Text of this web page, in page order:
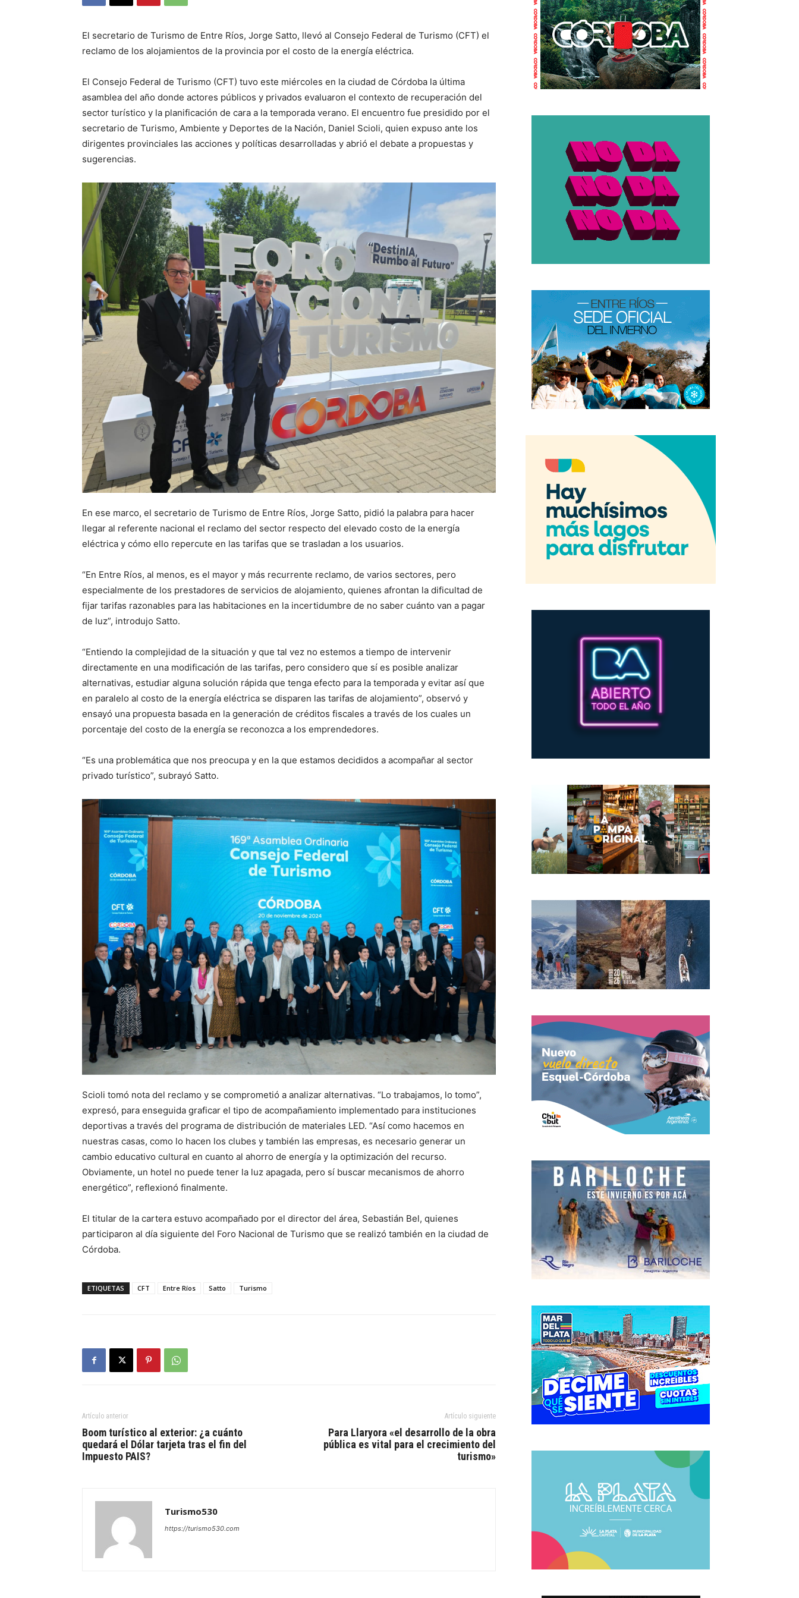
El secretario de Turismo de Entre Ríos, Jorge Satto, llevó al Consejo Federal de Turismo (CFT) el
reclamo de los alojamientos de la provincia por el costo de la energía eléctrica.
El Consejo Federal de Turismo (CFT) tuvo este miércoles en la ciudad de Córdoba la última
asamblea del año donde actores públicos y privados evaluaron el contexto de recuperación del
sector turístico y la planificación de cara a la temporada verano. El encuentro fue presidido por el
secretario de Turismo, Ambiente y Deportes de la Nación, Daniel Scioli, quien expuso ante los
dirigentes provinciales las acciones y políticas desarrolladas y abrió el debate a propuestas y
sugerencias.
En ese marco, el secretario de Turismo de Entre Ríos, Jorge Satto, pidió la palabra para hacer
llegar al referente nacional el reclamo del sector respecto del elevado costo de la energía
eléctrica y cómo ello repercute en las tarifas que se trasladan a los usuarios.
“En Entre Ríos, al menos, es el mayor y más recurrente reclamo, de varios sectores, pero
especialmente de los prestadores de servicios de alojamiento, quienes afrontan la dificultad de
fijar tarifas razonables para las habitaciones en la incertidumbre de no saber cuánto van a pagar
de luz”, introdujo Satto.
“Entiendo la complejidad de la situación y que tal vez no estemos a tiempo de intervenir
directamente en una modificación de las tarifas, pero considero que sí es posible analizar
alternativas, estudiar alguna solución rápida que tenga efecto para la temporada y evitar así que
en paralelo al costo de la energía eléctrica se disparen las tarifas de alojamiento”, observó y
ensayó una propuesta basada en la generación de créditos fiscales a través de los cuales un
porcentaje del costo de la energía se reconozca a los emprendedores.
“Es una problemática que nos preocupa y en la que estamos decididos a acompañar al sector
privado turístico”, subrayó Satto.
Scioli tomó nota del reclamo y se comprometió a analizar alternativas. “Lo trabajamos, lo tomo”,
expresó, para enseguida graficar el tipo de acompañamiento implementado para instituciones
deportivas a través del programa de distribución de materiales LED. “Así como hacemos en
nuestras casas, como lo hacen los clubes y también las empresas, es necesario generar un
cambio educativo cultural en cuanto al ahorro de energía y la optimización del recurso.
Obviamente, un hotel no puede tener la luz apagada, pero sí buscar mecanismos de ahorro
energético”, reflexionó finalmente.
El titular de la cartera estuvo acompañado por el director del área, Sebastián Bel, quienes
participaron al día siguiente del Foro Nacional de Turismo que se realizó también en la ciudad de
Córdoba.
ETIQUETAS CFT Entre Ríos Satto Turismo
Artículo anterior
Boom turístico al exterior: ¿a cuánto
quedará el Dólar tarjeta tras el fin del
Impuesto PAIS?
Artículo siguiente
Para Llaryora «el desarrollo de la obra
pública es vital para el crecimiento del
turismo»
Turismo530
https://turismo530.com